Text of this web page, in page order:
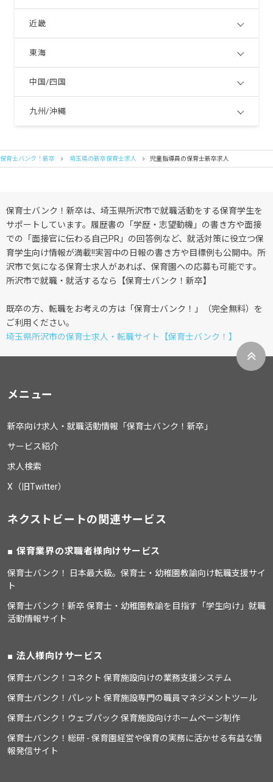
近畿
東海
中国/四国
九州/沖縄
保育士バンク！新卒 埼玉県の新卒保育士求人 児童指導員の保育士新卒求人
保育士バンク！新卒は、埼玉県所沢市で就職活動をする保育学生を
サポートしています。履歴書の「学歴・志望動機」の書き方や面接
での「面接官に伝わる自己PR」の回答例など、就活対策に役立つ保
育学生向け情報が満載!!実習中の日報の書き方や目標例も公開中。所
沢市で気になる保育士求人があれば、保育園への応募も可能です。
所沢市で就職・就活するなら【保育士バンク！新卒】
既卒の方、転職をお考えの方は「保育士バンク！」（完全無料）を
ご利用ください。
埼玉県所沢市の保育士求人・転職サイト【保育士バンク！】
メニュー
新卒向け求人・就職活動情報「保育士バンク！新卒」
サービス紹介
求人検索
X（旧Twitter）
ネクストビートの関連サービス
保育業界の求職者様向けサービス
保育士バンク！ 日本最大級。保育士・幼稚園教諭向け転職支援サイ
ト
保育士バンク！新卒 保育士・幼稚園教諭を目指す「学生向け」就職
活動情報サイト
法人様向けサービス
保育士バンク！コネクト 保育施設向けの業務支援システム
保育士バンク！パレット 保育施設専門の職員マネジメントツール
保育士バンク！ウェブパック 保育施設向けホームページ制作
保育士バンク！総研 - 保育園経営や保育の実務に活かせる有益な情
報発信サイト